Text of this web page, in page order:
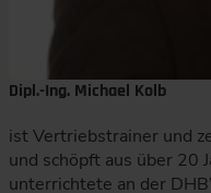
Dipl.-Ing. Michael Kolb
ist Vertriebstrainer und
und schöpft aus über 20
unterrichtete an der